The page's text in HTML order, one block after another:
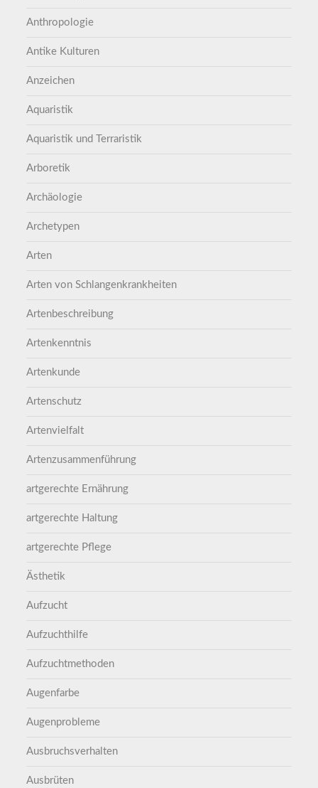
Anthropologie
Antike Kulturen
Anzeichen
Aquaristik
Aquaristik und Terraristik
Arboretik
Archäologie
Archetypen
Arten
Arten von Schlangenkrankheiten
Artenbeschreibung
Artenkenntnis
Artenkunde
Artenschutz
Artenvielfalt
Artenzusammenführung
artgerechte Ernährung
artgerechte Haltung
artgerechte Pflege
Ästhetik
Aufzucht
Aufzuchthilfe
Aufzuchtmethoden
Augenfarbe
Augenprobleme
Ausbruchsverhalten
Ausbrüten